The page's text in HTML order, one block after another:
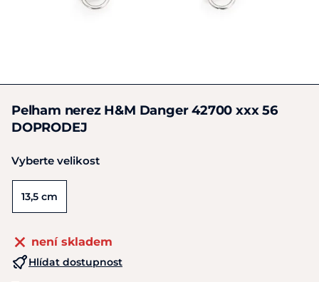
Pelham nerez H&M Danger 42700 xxx 56
DOPRODEJ
Vyberte velikost
13,5 cm
není skladem
Hlídat dostupnost